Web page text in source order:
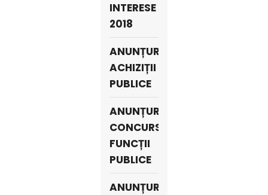
INTERESE
2018
ANUNȚURI
ACHIZIȚII
PUBLICE
ANUNȚURI
CONCURSURI
FUNCȚII
PUBLICE
ANUNȚURI